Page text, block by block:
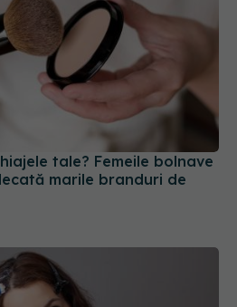
tale? Femeile bolnave
marile branduri de